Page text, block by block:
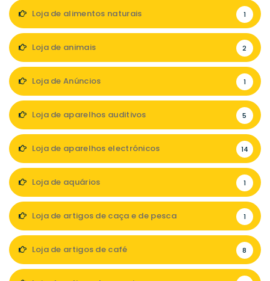
Loja de alimentos naturais 1
Loja de animais 2
Loja de Anúncios 1
Loja de aparelhos auditivos 5
Loja de aparelhos electrónicos 14
Loja de aquários 1
Loja de artigos de caça e de pesca 1
Loja de artigos de café 8